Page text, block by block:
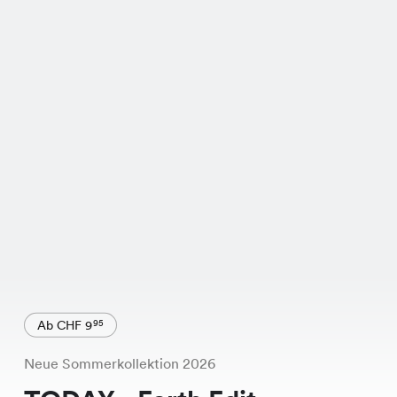
Ab CHF 995
Neue Sommerkollektion 2026